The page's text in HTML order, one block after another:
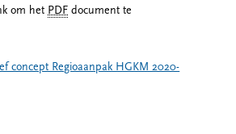
om hetPDF document te
concept Regioaanpak HGKM 2020-